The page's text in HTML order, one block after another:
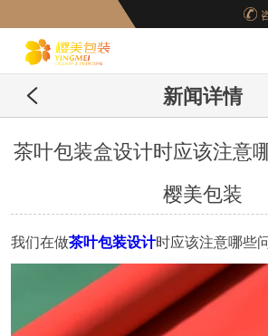
妆品包装盒工厂,高档
包装盒定制,创意包装
新闻详情
茶叶包装盒设计时应该注意
樱美包装
我们在做茶叶包装设计时应该注意哪些